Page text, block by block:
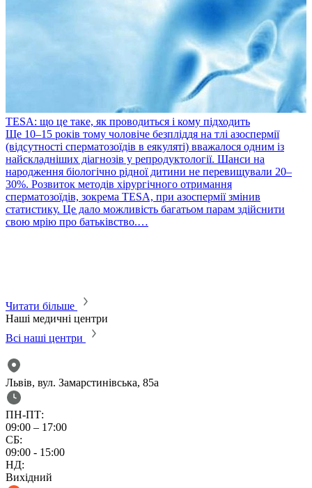
TESA: що це таке, як проводиться і кому підходить
​Ще 10–15 років тому чоловіче безпліддя на тлі азоспермії
(відсутності сперматозоїдів в еякуляті) вважалося одним із
найскладніших діагнозів у репродуктології. Шанси на
народження біологічно рідної дитини не перевищували 20–
30%. Розвиток методів хірургічного отримання
сперматозоїдів, зокрема TESA, при азоспермії змінив
статистику. Це дало можливість багатьом парам здійснити
свою мрію про батьківство.…
Читати більше
Наші медичні центри
Всі наші центри
Львів, вул. Замарстинівська, 85а
ПН-ПТ:
09:00 – 17:00
СБ:
09:00 - 15:00
НД:
Вихідний